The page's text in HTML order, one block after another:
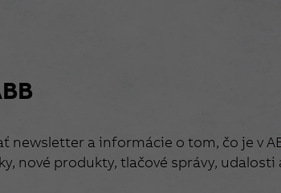
newsletter a informácie o tom, čo je v
nové produkty, tlačové správy, udalosti